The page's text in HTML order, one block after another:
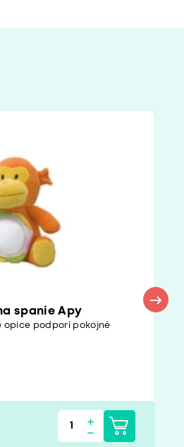
spanie Apy
opice podporí pokojné